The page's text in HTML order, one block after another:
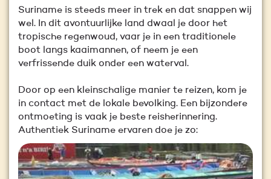
Suriname is steeds meer in trek en dat snappen wij
wel. In dit avontuurlijke land dwaal je door het
tropische regenwoud, vaar je in een traditionele
boot langs kaaimannen, of neem je een
verfrissende duik onder een waterval.
Door op een kleinschalige manier te reizen, kom je
in contact met de lokale bevolking. Een bijzondere
ontmoeting is vaak je beste reisherinnering.
Authentiek Suriname ervaren doe je zo: